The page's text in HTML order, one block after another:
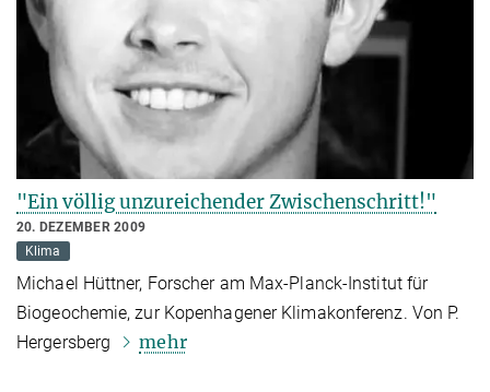
"Ein völlig unzureichender Zwischenschritt!"
20. DEZEMBER 2009
Klima
Michael Hüttner, Forscher am Max-Planck-Institut für
Biogeochemie, zur Kopenhagener Klimakonferenz. Von P.
Hergersberg
mehr